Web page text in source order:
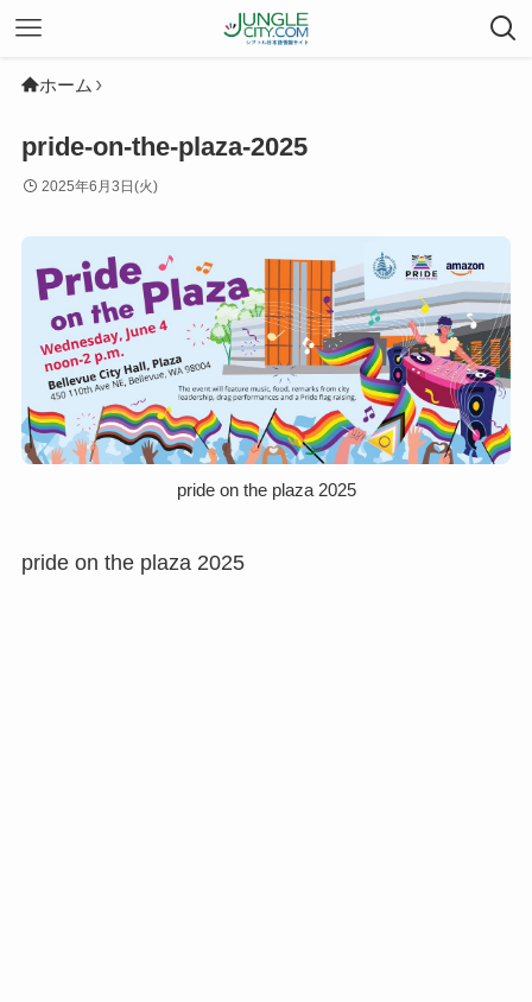
ホーム
pride-on-the-plaza-2025
2025年6月3日(火)
pride on the plaza 2025
pride on the plaza 2025